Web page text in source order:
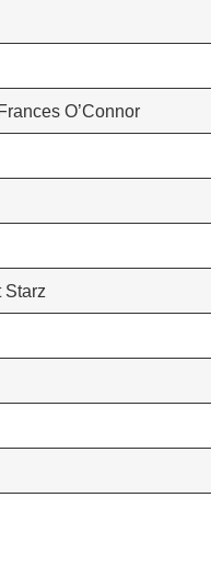
O’Connor
Starz